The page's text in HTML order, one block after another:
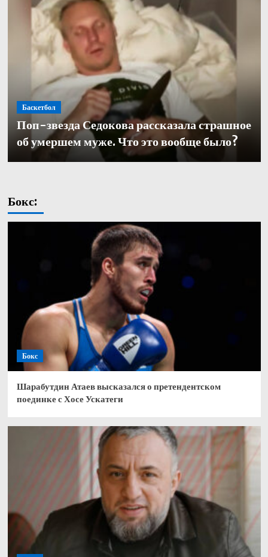
Баскетбол
Поп-звезда Седокова рассказала страшное
об умершем муже. Что это вообще было?
Баскетбол
Александр Церковный покинул должность
генерального директора баскетбольного «Зенита»
Баскетбол
Кулагин — о переходе в «Зенит»: «Довелось
работать с одними из лучших тренеров в нашей части
света. Иванович не исключение»
Бокс:
Бокс
Шарабутдин Атаев высказался о претендентском
поединке с Хосе Ускатеги